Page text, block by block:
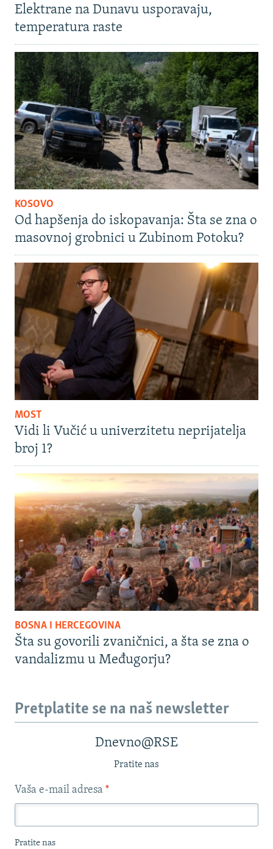
Elektrane na Dunavu usporavaju,
temperatura raste
KOSOVO
Od hapšenja do iskopavanja: Šta se zna o
masovnoj grobnici u Zubinom Potoku?
MOST
Vidi li Vučić u univerzitetu neprijatelja
broj 1?
BOSNA I HERCEGOVINA
Šta su govorili zvaničnici, a šta se zna o
vandalizmu u Međugorju?
Pretplatite se na naš newsletter
Dnevno@RSE
Pratite nas
Vaša e-mail adresa *
Pratite nas